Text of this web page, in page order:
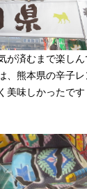
が済むまで楽しん
、熊本県の辛子
美味しかったです